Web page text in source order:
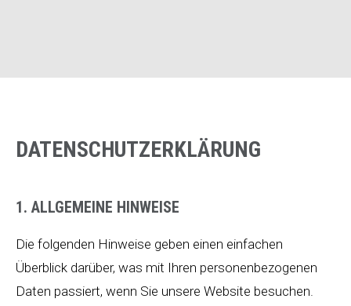
DATENSCHUTZERKLÄRUNG
1. ALLGEMEINE HINWEISE
Die folgenden Hinweise geben einen einfachen
Überblick darüber, was mit Ihren personenbezogenen
Daten passiert, wenn Sie unsere Website besuchen.